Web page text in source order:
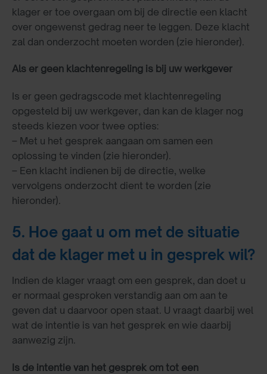
klager er toe overgaan om bij de directie een klacht
over ongewenst gedrag neer te leggen. Deze klacht
zal dan onderzocht moeten worden (zie hieronder).
Als er geen klachtenregeling is bij uw werkgever
Is er geen gedragscode met klachtenregeling
opgesteld bij uw werkgever, dan kan de klager nog
steeds kiezen voor twee opties:
– Met u het gesprek aangaan om samen een
oplossing te vinden (zie hieronder).
– Een klacht indienen bij de directie, welke
vervolgens onderzocht dient te worden (zie
hieronder).
5. Hoe gaat u om met de situatie
dat de klager met u in gesprek wil?
Indien de klager vraagt om een gesprek, dan doet u
er normaal gesproken verstandig aan om aan te
geven dat u daarvoor open staat. U vraagt daarbij wel
wat de intentie is van het gesprek en wie daarbij
aanwezig zijn.
Is de intentie van het gesprek om tot een